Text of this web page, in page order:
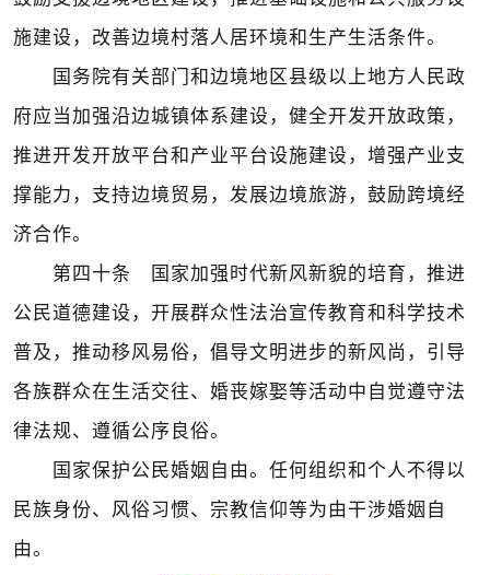
施建设，改善边境村落人居环境和生产生活条件。
国务院有关部门和边境地区县级以上地方人民政
府应当加强沿边城镇体系建设，健全开发开放政策，
推进开发开放平台和产业平台设施建设，增强产业支
撑能力，支持边境贸易，发展边境旅游，鼓励跨境经
济合作。
第四十条 国家加强时代新风新貌的培育，推进
公民道德建设，开展群众性法治宣传教育和科学技术
普及，推动移风易俗，倡导文明进步的新风尚，引导
各族群众在生活交往、婚丧嫁娶等活动中自觉遵守法
律法规、遵循公序良俗。
国家保护公民婚姻自由。任何组织和个人不得以
民族身份、风俗习惯、宗教信仰等为由干涉婚姻自
由。